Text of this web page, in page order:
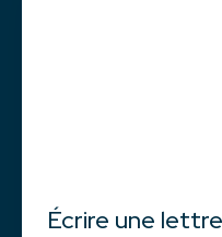
Écrire une